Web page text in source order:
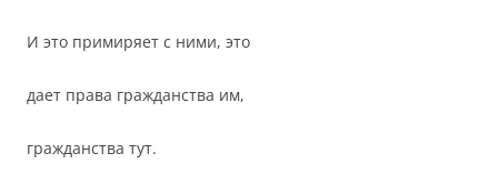
И это примиряет с ними, это
дает права гражданства им,
гражданства тут.